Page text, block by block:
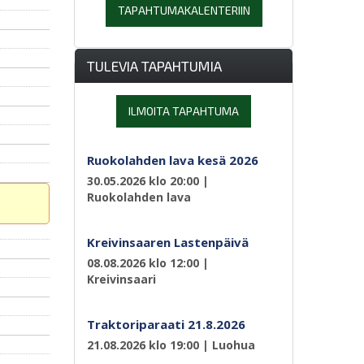
TAPAHTUMAKALENTERIIN
TULEVIA TAPAHTUMIA
ILMOITA TAPAHTUMA
Ruokolahden lava kesä 2026
30.05.2026 klo 20:00 |
Ruokolahden lava
Kreivinsaaren Lastenpäivä
08.08.2026 klo 12:00 |
Kreivinsaari
Traktoriparaati 21.8.2026
21.08.2026 klo 19:00 | Luohua